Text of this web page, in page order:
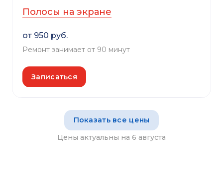
Полосы на экране
от 950 руб.
Ремонт занимает от 90 минут
Записаться
Показать все цены
Цены актуальны на 6 августа